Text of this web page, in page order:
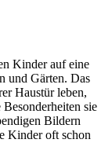
Kinder auf eine
und Gärten. Das
Haustür leben,
sie
Bildern
Kinder oft schon